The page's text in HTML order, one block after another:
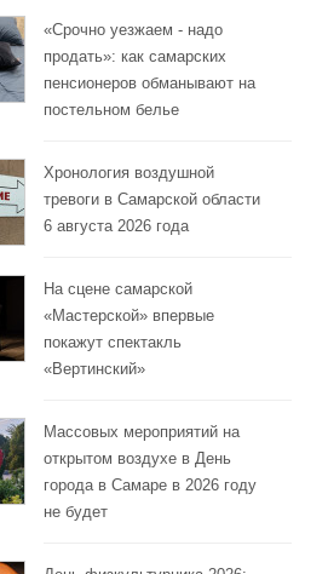
«Срочно уезжаем - надо
продать»: как самарских
пенсионеров обманывают на
постельном белье
Хронология воздушной
тревоги в Самарской области
6 августа 2026 года
На сцене самарской
«Мастерской» впервые
покажут спектакль
«Вертинский»
Массовых мероприятий на
открытом воздухе в День
города в Самаре в 2026 году
не будет